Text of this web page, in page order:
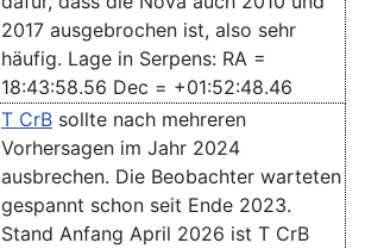
2017 ausgebrochen ist, also sehr
häufig. Lage in Serpens: RA =
18:43:58.56 Dec = +01:52:48.46
T CrB sollte nach mehreren
Vorhersagen im Jahr 2024
ausbrechen. Die Beobachter warteten
gespannt schon seit Ende 2023.
Stand Anfang April 2026 ist T CrB